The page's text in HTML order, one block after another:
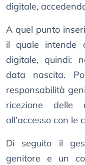
digitale,
A quel punto
il quale intende
digitale, quindi:
data nascita.
responsabilità
ricezione delle
all’accesso con le
Di seguito il
genitore e un